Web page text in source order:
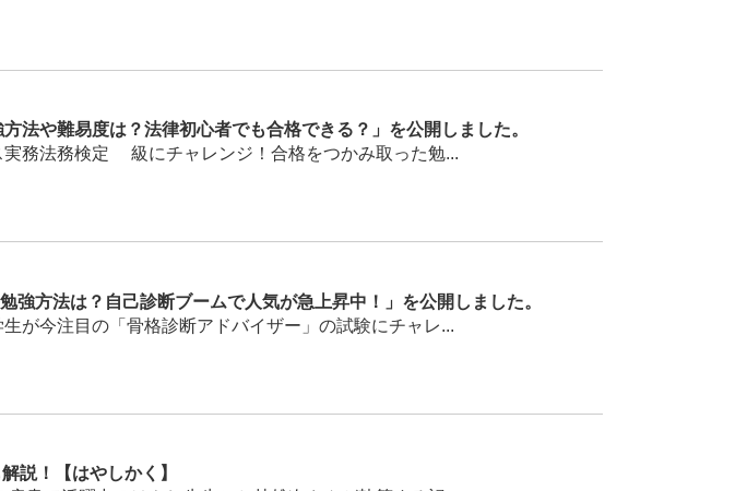
法や難易度は？法律初心者でも合格できる？」を公開しました。
務法務検定3級にチャレンジ！合格をつかみ取った勉...
強方法は？自己診断ブームで人気が急上昇中！」を公開しました。
が今注目の「骨格診断アドバイザー」の試験にチャレ...
説！【はやしかく】